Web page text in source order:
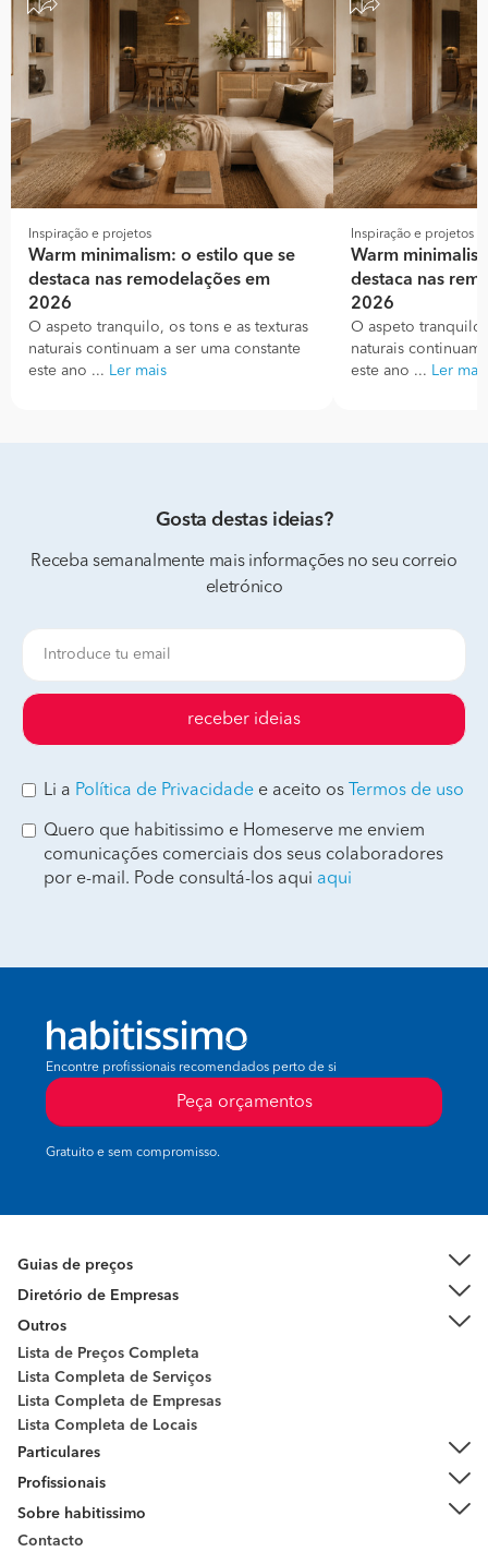
Inspiração e projetos
Warm minimalism: o estilo que se
destaca nas remodelações em
2026
O aspeto tranquilo, os tons e as texturas
naturais continuam a ser uma constante
este ano ... Ler mais
Inspiração e projetos
Warm
destaca nas
2026
O aspeto
naturais continuam
este ano ... Ler mais
Gosta destas ideias?
Receba semanalmente mais informações no seu correio
eletrónico
receber ideias
Li a Política de Privacidade e aceito os Termos de uso
Quero que habitissimo e Homeserve me enviem
comunicações comerciais dos seus colaboradores
por e-mail. Pode consultá-los aqui aqui
Encontre profissionais recomendados perto de si
Peça orçamentos
Gratuito e sem compromisso.
Guias de preços
Diretório de Empresas
Outros
Lista de Preços Completa
Lista Completa de Serviços
Lista Completa de Empresas
Lista Completa de Locais
Particulares
Profissionais
Sobre habitissimo
Contacto